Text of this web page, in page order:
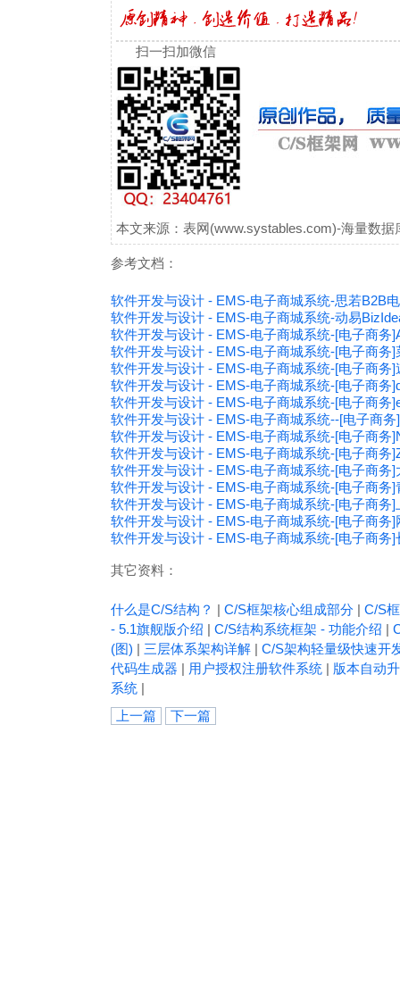
扫一扫加微信
本文来源：表网(www.systables.com)-海量数
参考文档：
软件开发与设计 - EMS-电子商城系统-思若B2B
软件开发与设计 - EMS-电子商城系统-动易
软件开发与设计 - EMS-电子商城系统-[电子商务
软件开发与设计 - EMS-电子商城系统-[电子商务
软件开发与设计 - EMS-电子商城系统-[电子商务
软件开发与设计 - EMS-电子商城系统-[电子商
软件开发与设计 - EMS-电子商城系统-[电子商务
软件开发与设计 - EMS-电子商城系统--[电子商
软件开发与设计 - EMS-电子商城系统-[电子商务
软件开发与设计 - EMS-电子商城系统-[电子商务
软件开发与设计 - EMS-电子商城系统-[电子商务
软件开发与设计 - EMS-电子商城系统-[电子商务
软件开发与设计 - EMS-电子商城系统-[电子商务
软件开发与设计 - EMS-电子商城系统-[电子商务
软件开发与设计 - EMS-电子商城系统-[电子商务
其它资料：
什么是C/S结构？ | C/S框架核心组成部分 | C/S
- 5.1旗舰版介绍 | C/S结构系统框架 - 功能介绍 |
(图) | 三层体系架构详解 | C/S架构轻量级快速开
代码生成器 | 用户授权注册软件系统 | 版本自动
系统 |
上一篇
下一篇